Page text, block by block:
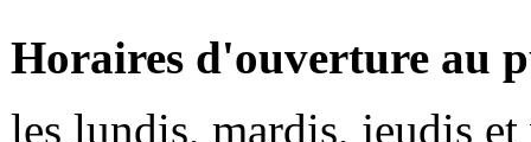
Horaires d'ouverture au
les lundis, mardis, jeudis et